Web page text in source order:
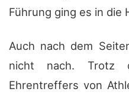
Führung ging es in die
Auch nach dem
nicht nach. Trotz
Ehrentreffers von